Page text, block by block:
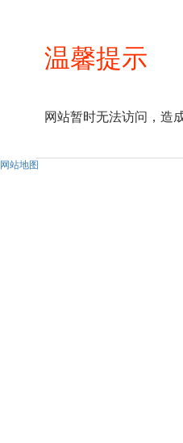
温馨提示
网站暂时无法访问，造
网站地图